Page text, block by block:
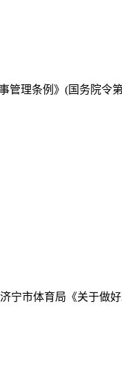
管理条例》(国务院令
宁市体育局《关于做